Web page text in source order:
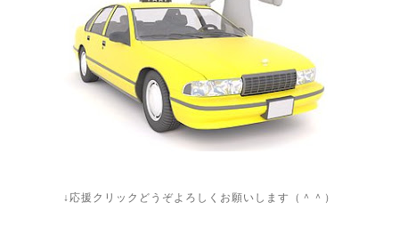
↓応援クリックどうぞよろしくお願いします（＾＾）